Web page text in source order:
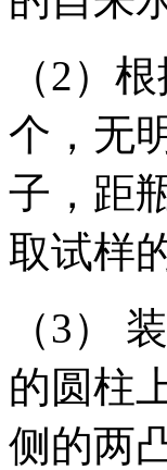
（2）
个，无
子，距
取试样
（3）
的圆柱
侧的两